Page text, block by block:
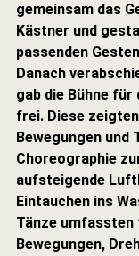
gemeinsam das
Kästner und
passenden
Danach
gab die Bühne für
frei. Diese
Bewegungen und
Choreographie
aufsteigende
Eintauchen ins
Tänze
Bewegungen,